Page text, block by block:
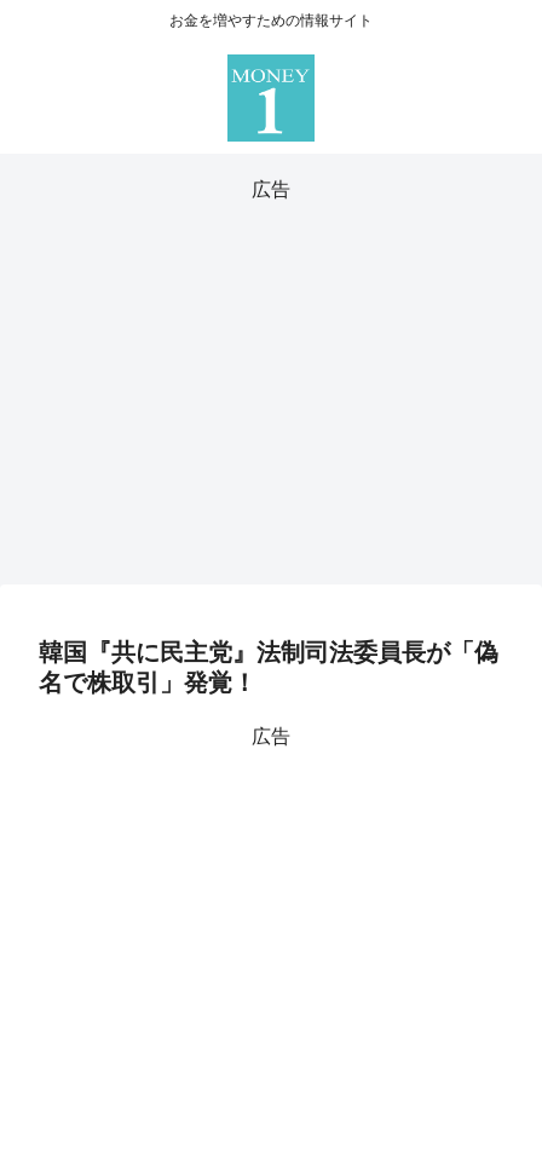
お金を増やすための情報サイト
広告
韓国『共に民主党』法制司法委員長が「偽
名で株取引」発覚！
広告